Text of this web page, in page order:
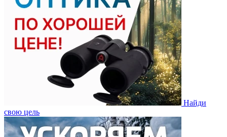
Найди
свою цель